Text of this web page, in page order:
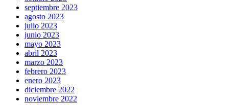
septiembre 2023
agosto 2023
julio 2023
junio 2023
mayo 2023
abril 2023
marzo 2023
febrero 2023
enero 2023
diciembre 2022
noviembre 2022